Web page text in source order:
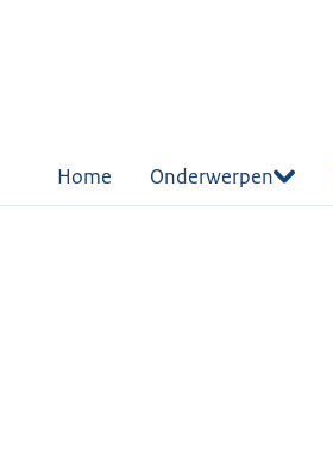
Home Onderwerpen